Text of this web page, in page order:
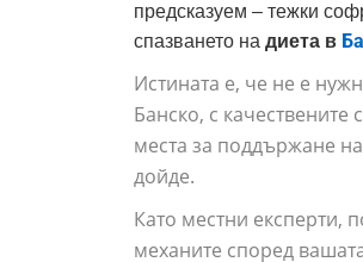
предсказуем – тежки
спазването на диета в
Истината е, че не е
Банско, с качествените
места за поддържане
дойде.
Като местни експерти,
механите според